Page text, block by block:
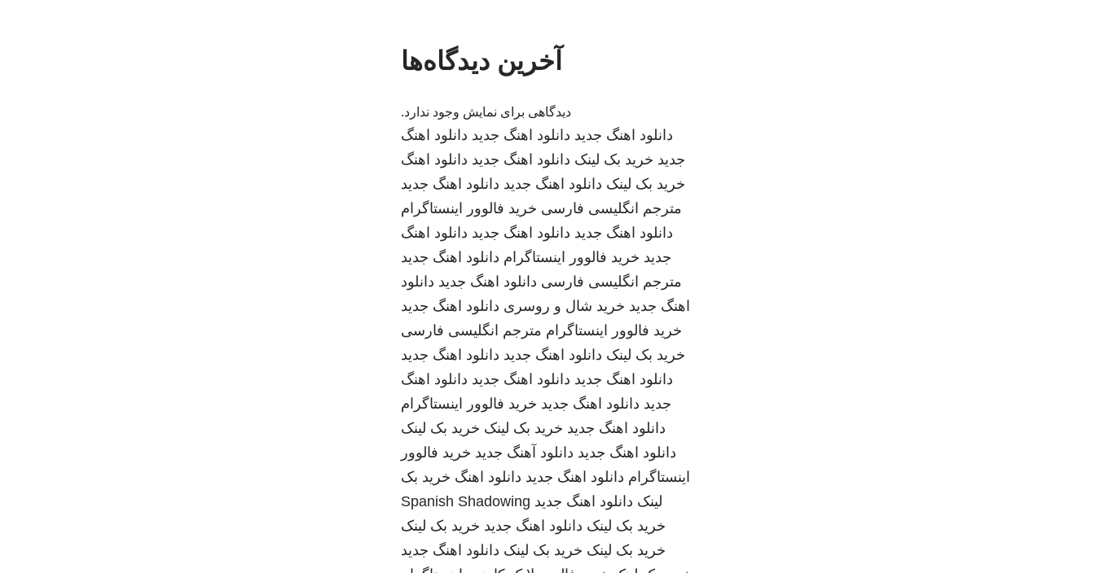
آخرین دیدگاه‌ها
دیدگاهی برای نمایش وجود ندارد.
دانلود اهنگ جدید دانلود اهنگ جدید دانلود اهنگ
جدید خرید بک لینک دانلود اهنگ جدید دانلود اهنگ
خرید بک لینک دانلود اهنگ جدید دانلود اهنگ جدید
مترجم انگلیسی فارسی خرید فالوور اینستاگرام
دانلود اهنگ جدید دانلود اهنگ جدید دانلود اهنگ
جدید خرید فالوور اینستاگرام دانلود اهنگ جدید
مترجم انگلیسی فارسی دانلود اهنگ جدید دانلود
اهنگ جدید خرید شال و روسری دانلود اهنگ جدید
خرید فالوور اینستاگرام مترجم انگلیسی فارسی
خرید بک لینک دانلود اهنگ جدید دانلود اهنگ جدید
دانلود اهنگ جدید دانلود اهنگ جدید دانلود اهنگ
جدید دانلود اهنگ جدید خرید فالوور اینستاگرام
دانلود اهنگ جدید خرید بک لینک خرید بک لینک
دانلود اهنگ جدید دانلود آهنگ جدید خرید فالوور
اینستاگرام دانلود اهنگ جدید دانلود اهنگ خرید بک
لینک دانلود اهنگ جدید Spanish Shadowing
خرید بک لینک دانلود اهنگ جدید خرید بک لینک
خرید بک لینک خرید بک لینک دانلود اهنگ جدید